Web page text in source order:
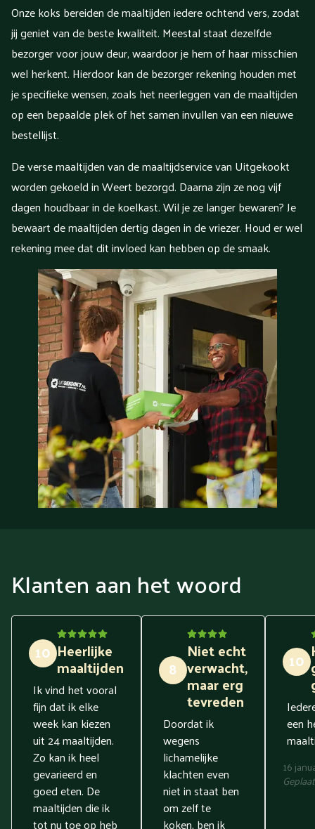
Onze koks bereiden de maaltijden iedere ochtend vers, zodat
jij geniet van de beste kwaliteit. Meestal staat dezelfde
bezorger voor jouw deur, waardoor je hem of haar misschien
wel herkent. Hierdoor kan de bezorger rekening houden met
je specifieke wensen, zoals het neerleggen van de maaltijden
op een bepaalde plek of het samen invullen van een nieuwe
bestellijst.
De verse maaltijden van de maaltijdservice van Uitgekookt
worden gekoeld in Weert bezorgd. Daarna zijn ze nog vijf
dagen houdbaar in de koelkast. Wil je ze langer bewaren? Je
bewaart de maaltijden dertig dagen in de vriezer. Houd er wel
rekening mee dat dit invloed kan hebben op de smaak.
Klanten aan het woord
10 Heerlijke
maaltijden
Ik vind het vooral
fijn dat ik elke
week kan kiezen
uit 24 maaltijden.
Zo kan ik heel
gevarieerd en
goed eten. De
maaltijden die ik
tot nu toe op heb
8
Niet echt
verwacht,
maar erg
tevreden
Doordat ik
wegens
lichamelijke
klachten even
niet in staat ben
om zelf te
koken, ben ik
10
een
16